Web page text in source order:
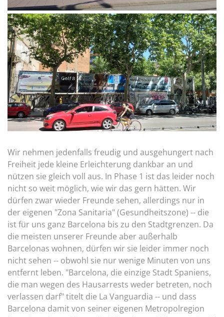
Wir nehmen jedenfalls freudig und ausgehungert nach
Freiheit jede kleine Erleichterung dankbar an und
nützen sie gleich voll aus. In Phase 1 ist das leider noch
nicht so weit möglich, wie wir das gern hätten. Wir
dürfen zwar wieder Freunde sehen, allerdings nur in
der eigenen "Zona Sanitaria" (Gesundheitszone) -- die
ist für uns ganz Barcelona bis zu den Stadtgrenzen. Da
die meisten unserer Freunde aber außerhalb
Barcelonas wohnen, dürfen wir sie leider immer noch
nicht sehen -- obwohl sie nur wenige Minuten von uns
entfernt leben. "Barcelona, die einzige Stadt Spaniens,
die man wegen des Hausarrests weder betreten, noch
verlassen darf" titelt die La Vanguardia -- und dass
Barcelona damit von seiner eigenen Metropolregion